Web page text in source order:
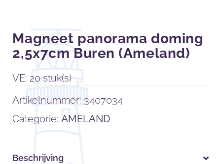
Magneet panorama doming
2,5x7cm Buren (Ameland)
VE: 20 stuk(s)
Artikelnummer: 3407034
Categorie:AMELAND
Beschrijving